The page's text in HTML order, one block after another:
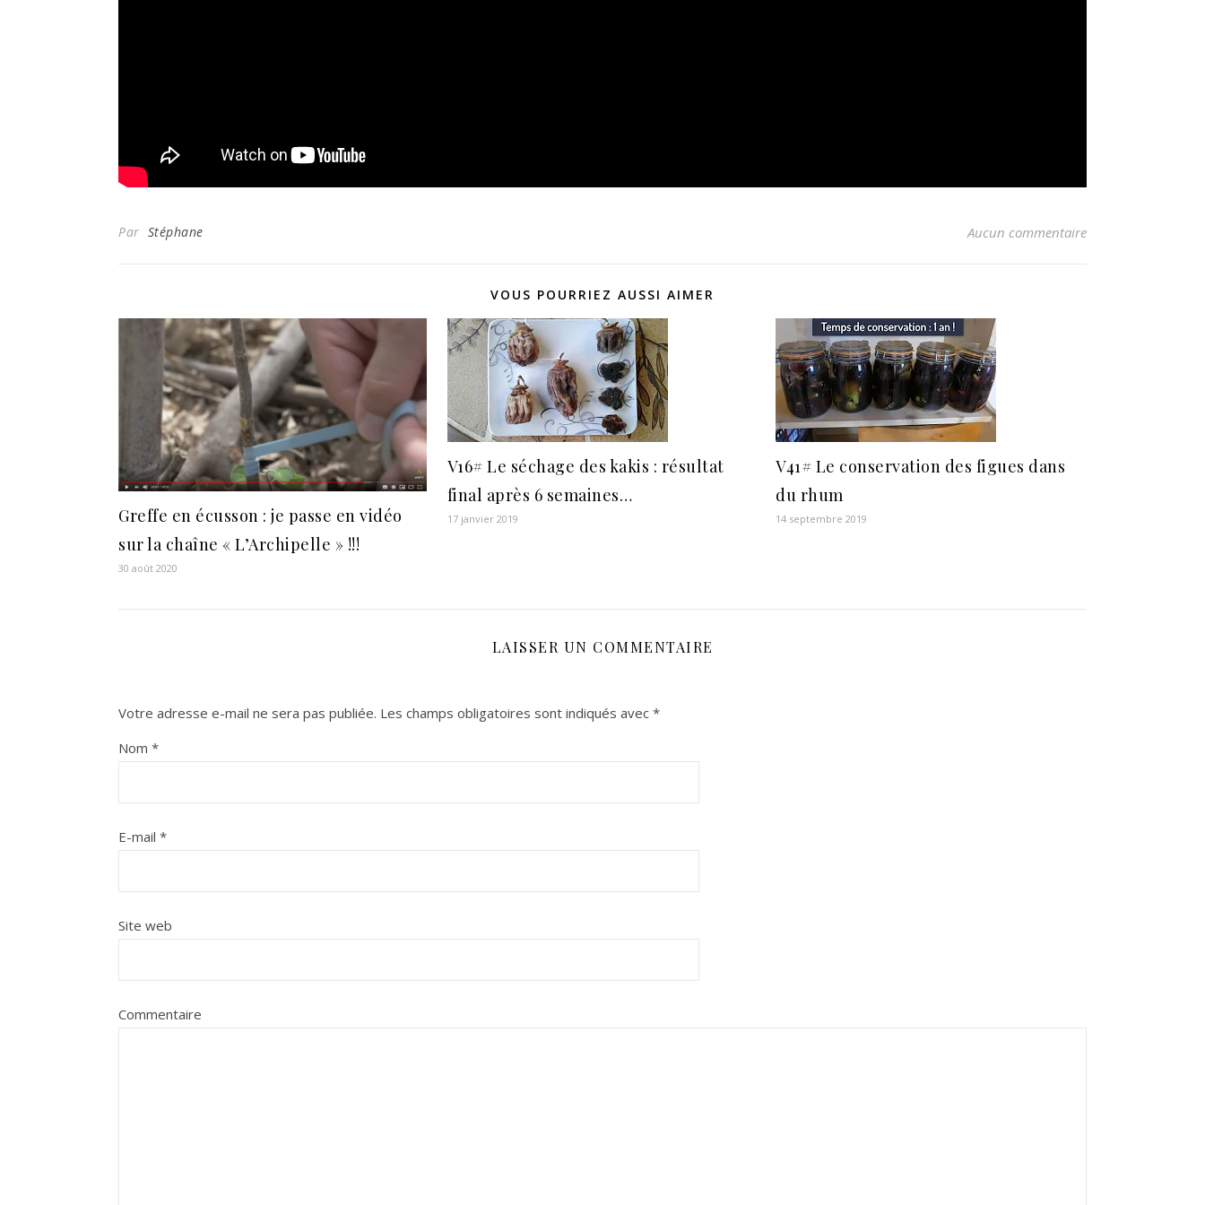
Par Stéphane Aucun commentaire
VOUS POURRIEZ AUSSI AIMER
Greffe en écusson : je passe en vidéo
sur la chaîne « L’Archipelle » !!!
30 août 2020
V16# Le séchage des kakis : résultat
final après 6 semaines…
17 janvier 2019
V41# Le conservation des figues dans
du rhum
14 septembre 2019
LAISSER UN COMMENTAIRE
Votre adresse e-mail ne sera pas publiée. Les champs obligatoires sont indiqués avec *
Nom *
E-mail *
Site web
Commentaire